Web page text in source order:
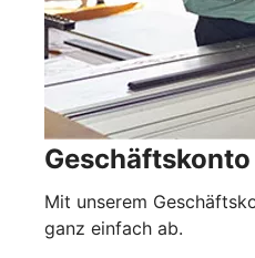
Geschäftskonto
Mit unserem
ganz einfach ab.